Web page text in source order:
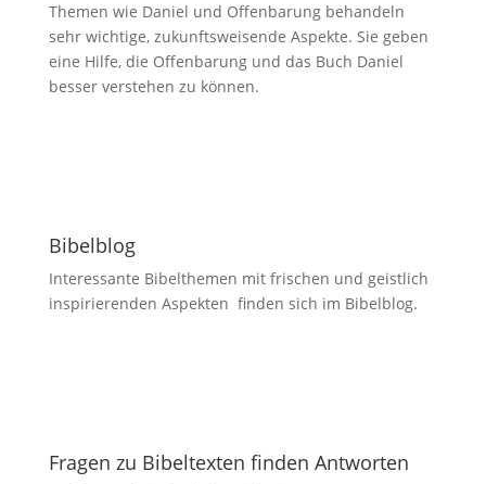
Themen wie Daniel und Offenbarung behandeln
sehr wichtige, zukunftsweisende Aspekte. Sie geben
eine Hilfe, die Offenbarung und das Buch Daniel
besser verstehen zu können.
Bibelblog
Interessante Bibelthemen mit frischen und geistlich
inspirierenden Aspekten finden sich im Bibelblog.
Fragen zu Bibeltexten finden Antworten